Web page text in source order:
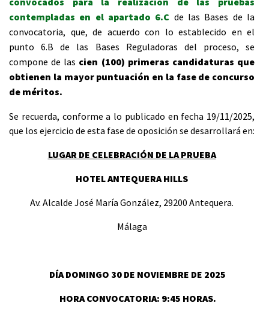
contempladas en el apartado 6.C de las Bases de la
convocatoria, que, de acuerdo con lo establecido en el
punto 6.B de las Bases Reguladoras del proceso, se
compone de las cien (100) primeras candidaturas que
obtienen la mayor puntuación en la fase de concurso
de méritos.
Se recuerda, conforme a lo publicado en fecha 19/11/2025,
que los ejercicio de esta fase de oposición se desarrollará en:
LUGAR DE CELEBRACIÓN DE LA PRUEBA
HOTEL ANTEQUERA HILLS
Av. Alcalde José María González, 29200 Antequera.
Málaga
DÍA DOMINGO 30 DE NOVIEMBRE DE 2025
HORA CONVOCATORIA: 9:45 HORAS.